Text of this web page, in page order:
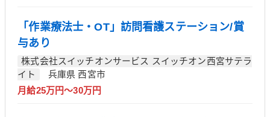
「作業療法士・OT」訪問看護ステーション/賞
与あり
株式会社スイッチオンサービス スイッチオン西宮サテラ
イト
兵庫県 西宮市
月給25万円～30万円